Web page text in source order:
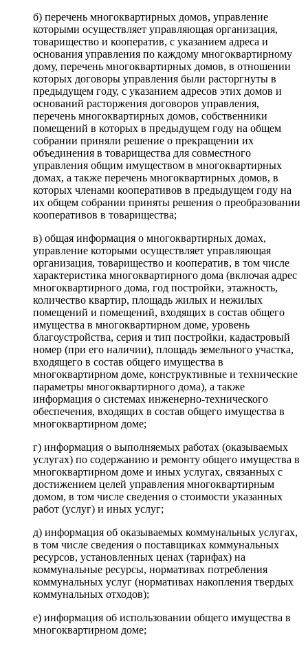
б) перечень многоквартирных домов, управление
которыми осуществляет управляющая организация,
товарищество и кооператив, с указанием адреса и
основания управления по каждому многоквартирному
дому, перечень многоквартирных домов, в отношении
которых договоры управления были расторгнуты в
предыдущем году, с указанием адресов этих домов и
оснований расторжения договоров управления,
перечень многоквартирных домов, собственники
помещений в которых в предыдущем году на общем
собрании приняли решение о прекращении их
объединения в товарищества для совместного
управления общим имуществом в многоквартирных
домах, а также перечень многоквартирных домов, в
которых членами кооперативов в предыдущем году на
их общем собрании приняты решения о преобразовании
кооперативов в товарищества;
в) общая информация о многоквартирных домах,
управление которыми осуществляет управляющая
организация, товарищество и кооператив, в том числе
характеристика многоквартирного дома (включая адрес
многоквартирного дома, год постройки, этажность,
количество квартир, площадь жилых и нежилых
помещений и помещений, входящих в состав общего
имущества в многоквартирном доме, уровень
благоустройства, серия и тип постройки, кадастровый
номер (при его наличии), площадь земельного участка,
входящего в состав общего имущества в
многоквартирном доме, конструктивные и технические
параметры многоквартирного дома), а также
информация о системах инженерно-технического
обеспечения, входящих в состав общего имущества в
многоквартирном доме;
г) информация о выполняемых работах (оказываемых
услугах) по содержанию и ремонту общего имущества в
многоквартирном доме и иных услугах, связанных с
достижением целей управления многоквартирным
домом, в том числе сведения о стоимости указанных
работ (услуг) и иных услуг;
д) информация об оказываемых коммунальных услугах,
в том числе сведения о поставщиках коммунальных
ресурсов, установленных ценах (тарифах) на
коммунальные ресурсы, нормативах потребления
коммунальных услуг (нормативах накопления твердых
коммунальных отходов);
е) информация об использовании общего имущества в
многоквартирном доме;